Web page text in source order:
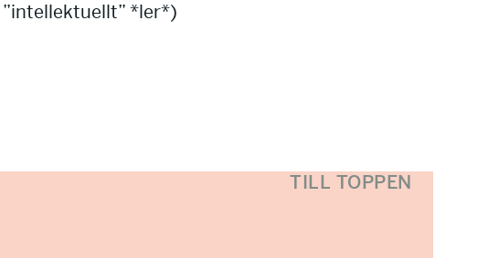
*ler*)
TILL TOPPEN